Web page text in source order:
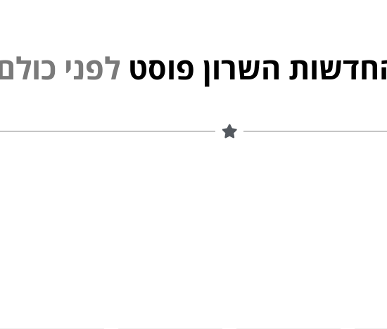
השרון פוסט כ ול